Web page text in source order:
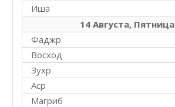
Иша
14 Августа, Пятница
Фаджр
Восход
Зухр
Аср
Магриб